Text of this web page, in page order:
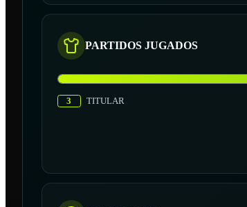
PARTIDOS JUGADOS
3 TITULAR